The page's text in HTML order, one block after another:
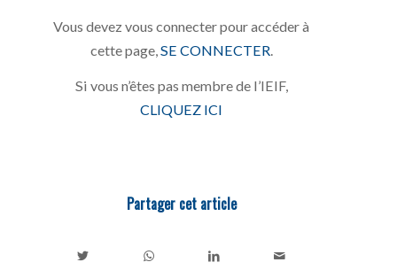
Vous devez vous connecter pour accéder à
cette page, SE CONNECTER
Si vous n’êtes pas membre de l’IEIF,
CLIQUEZ ICI
Partager cet article